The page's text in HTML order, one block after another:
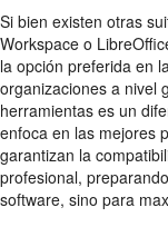
Si bien existen otras
Workspace o
la opción preferida en
organizaciones a nivel
herramientas es un
enfoca en las mejores
garantizan la
profesional,
software, sino para